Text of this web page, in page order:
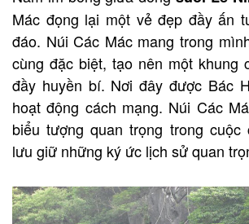
Mác đọng lại một vẻ đẹp đầy ấn
đáo. Núi Các Mác mang trong
cùng đặc biệt, tạo nên một khung
đầy huyền bí. Nơi đây được Bác
hoạt động cách mạng. Núi Các
biểu tượng quan trọng trong cuộc
lưu giữ những ký ức lịch sử quan